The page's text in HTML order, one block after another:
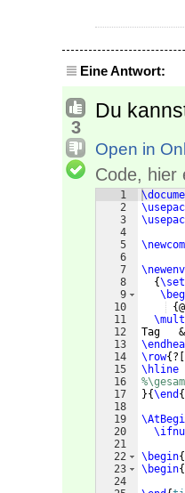
Eine Antwort:
3
Du
Open in
Code, hier
1
2
3
4
5
6
7
8
9
10
11
12
13
14
15
16
17
18
19
20
21
22
23
24
{
{@
Tag
\row{ ?
\hline
}{\end {
\begin{
\begin{